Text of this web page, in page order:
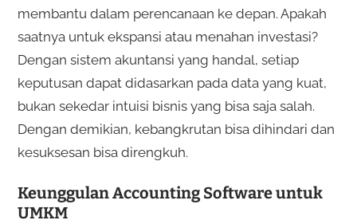
membantu dalam perencanaan ke depan. Apakah
saatnya untuk ekspansi atau menahan investasi?
Dengan sistem akuntansi yang handal, setiap
keputusan dapat didasarkan pada data yang kuat,
bukan sekedar intuisi bisnis yang bisa saja salah.
Dengan demikian, kebangkrutan bisa dihindari dan
kesuksesan bisa direngkuh.
Keunggulan Accounting Software untuk
UMKM